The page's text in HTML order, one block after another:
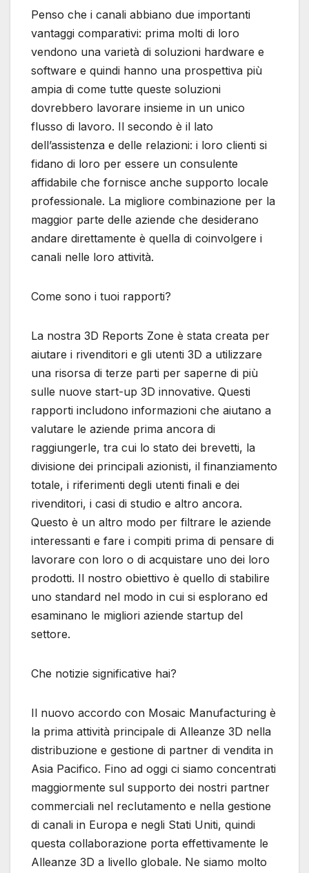
Penso che i canali abbiano due importanti
vantaggi comparativi: prima molti di loro
vendono una varietà di soluzioni hardware e
software e quindi hanno una prospettiva più
ampia di come tutte queste soluzioni
dovrebbero lavorare insieme in un unico
flusso di lavoro. Il secondo è il lato
dell’assistenza e delle relazioni: i loro clienti si
fidano di loro per essere un consulente
affidabile che fornisce anche supporto locale
professionale. La migliore combinazione per la
maggior parte delle aziende che desiderano
andare direttamente è quella di coinvolgere i
canali nelle loro attività.
Come sono i tuoi rapporti?
La nostra 3D Reports Zone è stata creata per
aiutare i rivenditori e gli utenti 3D a utilizzare
una risorsa di terze parti per saperne di più
sulle nuove start-up 3D innovative. Questi
rapporti includono informazioni che aiutano a
valutare le aziende prima ancora di
raggiungerle, tra cui lo stato dei brevetti, la
divisione dei principali azionisti, il finanziamento
totale, i riferimenti degli utenti finali e dei
rivenditori, i casi di studio e altro ancora.
Questo è un altro modo per filtrare le aziende
interessanti e fare i compiti prima di pensare di
lavorare con loro o di acquistare uno dei loro
prodotti. Il nostro obiettivo è quello di stabilire
uno standard nel modo in cui si esplorano ed
esaminano le migliori aziende startup del
settore.
Che notizie significative hai?
Il nuovo accordo con Mosaic Manufacturing è
la prima attività principale di Alleanze 3D nella
distribuzione e gestione di partner di vendita in
Asia Pacifico. Fino ad oggi ci siamo concentrati
maggiormente sul supporto dei nostri partner
commerciali nel reclutamento e nella gestione
di canali in Europa e negli Stati Uniti, quindi
questa collaborazione porta effettivamente le
Alleanze 3D a livello globale. Ne siamo molto